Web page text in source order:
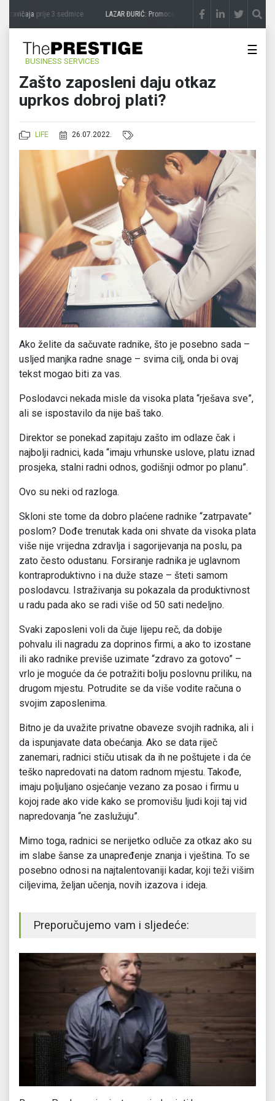
zavičajaprije 3 sedmice LAZAR ĐURIĆ: Promocija potencijal pretvara u destinaciju
BUSINESS SERVICES
☰
Zašto zaposleni daju otkaz
uprkos dobroj plati?
LIFE 26.07.2022.
Ako želite da sačuvate radnike, što je posebno sada –
usljed manjka radne snage – svima cilj, onda bi ovaj
tekst mogao biti za vas.
Poslodavci nekada misle da visoka plata “rješava sve”,
ali se ispostavilo da nije baš tako.
Direktor se ponekad zapitaju zašto im odlaze čak i
najbolji radnici, kada “imaju vrhunske uslove, platu iznad
prosjeka, stalni radni odnos, godišnji odmor po planu”.
Ovo su neki od razloga.
Skloni ste tome da dobro plaćene radnike “zatrpavate”
poslom? Dođe trenutak kada oni shvate da visoka plata
više nije vrijedna zdravlja i sagorijevanja na poslu, pa
zato često odustanu. Forsiranje radnika je uglavnom
kontraproduktivno i na duže staze – šteti samom
poslodavcu. Istraživanja su pokazala da produktivnost
u radu pada ako se radi više od 50 sati nedeljno.
Svaki zaposleni voli da čuje lijepu reč, da dobije
pohvalu ili nagradu za doprinos firmi, a ako to izostane
ili ako radnike previše uzimate “zdravo za gotovo” –
vrlo je moguće da će potražiti bolju poslovnu priliku, na
drugom mjestu. Potrudite se da više vodite računa o
svojim zaposlenima.
Bitno je da uvažite privatne obaveze svojih radnika, ali i
da ispunjavate data obećanja. Ako se data riječ
zanemari, radnici stiču utisak da ih ne poštujete i da će
teško napredovati na datom radnom mjestu. Takođe,
imaju poljuljano osjećanje vezano za posao i firmu u
kojoj rade ako vide kako se promovišu ljudi koji taj vid
napredovanja “ne zaslužuju”.
Mimo toga, radnici se nerijetko odluče za otkaz ako su
im slabe šanse za unapređenje znanja i vještina. To se
posebno odnosi na najtalentovaniji kadar, koji teži višim
ciljevima, željan učenja, novih izazova i ideja.
Preporučujemo vam i sljedeće: